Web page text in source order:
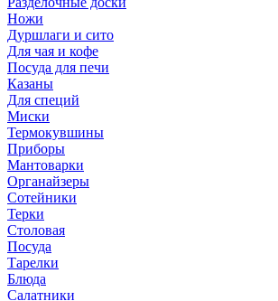
Ножи
Дуршлаги и сито
Для чая и кофе
Посуда для печи
Казаны
Для специй
Миски
Термокувшины
Приборы
Мантоварки
Органайзеры
Сотейники
Терки
Столовая
Посуда
Тарелки
Блюда
Салатники